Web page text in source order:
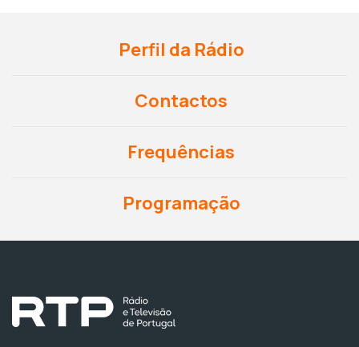
Perfil da Rádio
Contactos
Frequências
Programação